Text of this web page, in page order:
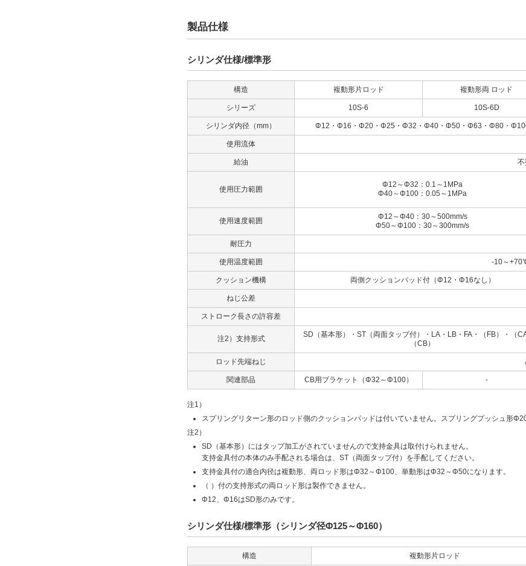
製品仕様
シリンダ仕様/標準形
構造 複動形片ロッド 複動形両 ロッド
シリーズ 10S-6 10S-6D
シリンダ内径（mm） Φ12・Φ16・Φ20・Φ25・Φ32・Φ40・Φ50・Φ63・Φ80・
使用流体
給油 不
使用圧力範囲
Φ12～Φ32：0.1～1MPa
Φ40～Φ100：0.05～1MPa
使用速度範囲
Φ12～Φ40：30～500mm/s
Φ50～Φ100：30～300mm/s
耐圧力
使用温度範囲 -10～
クッション機構 両側クッションパッド付（Φ12・Φ16なし）
ねじ公差
ストローク長さの許容差
注2）支持形式
SD（基本形）・ST（両面タップ付）・LA・LB・FA・（FB）・（
（CB）
ロッド先端ねじ
関連部品 CB用ブラケット（Φ32～Φ100） -
注1）
スプリングリターン形のロッド側のクッションパッドは付いていません。スプリングプッシュ形
注2）
SD（基本形）にはタップ加工がされていませんので支持金具は取付けられません。
支持金具付の本体のみ手配される場合は、ST（両面タップ付）を手配してください。
支持金具付の適合内径は複動形、両ロッド形はΦ32～Φ100、単動形はΦ32～Φ50になります。
（ ）付の支持形式の両ロッド形は製作できません。
Φ12、Φ16はSD形のみです。
シリンダ仕様/標準形（シリンダ径Φ125～Φ160）
構造 複動形片ロッド